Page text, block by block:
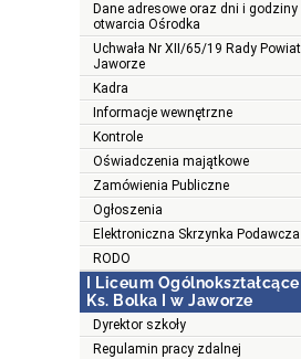
Dane adresowe oraz dni i godziny
otwarcia Ośrodka
Uchwała Nr XII/65/19 Rady
Jaworze
Kadra
Informacje wewnętrzne
Kontrole
Oświadczenia majątkowe
Zamówienia Publiczne
Ogłoszenia
Elektroniczna Skrzynka Podawcza
RODO
I Liceum
Ks. Bolka I w Jaworze
Dyrektor szkoły
Regulamin pracy zdalnej